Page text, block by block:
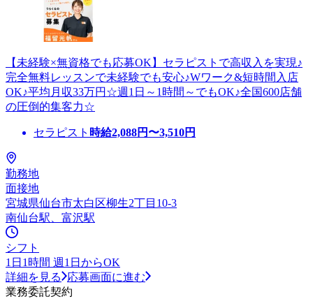
【未経験×無資格でも応募OK】セラピストで高収入を実現♪
完全無料レッスンで未経験でも安心♪Wワーク&短時間入店
OK♪平均月収33万円☆週1日～1時間～でもOK♪全国600店舗
の圧倒的集客力☆
セラピスト 時給2,088円〜3,510円
勤務地
面接地
宮城県仙台市太白区柳生2丁目10-3
南仙台駅、富沢駅
シフト
1日1時間 週1日からOK
詳細を見る
応募画面に進む
業務委託契約